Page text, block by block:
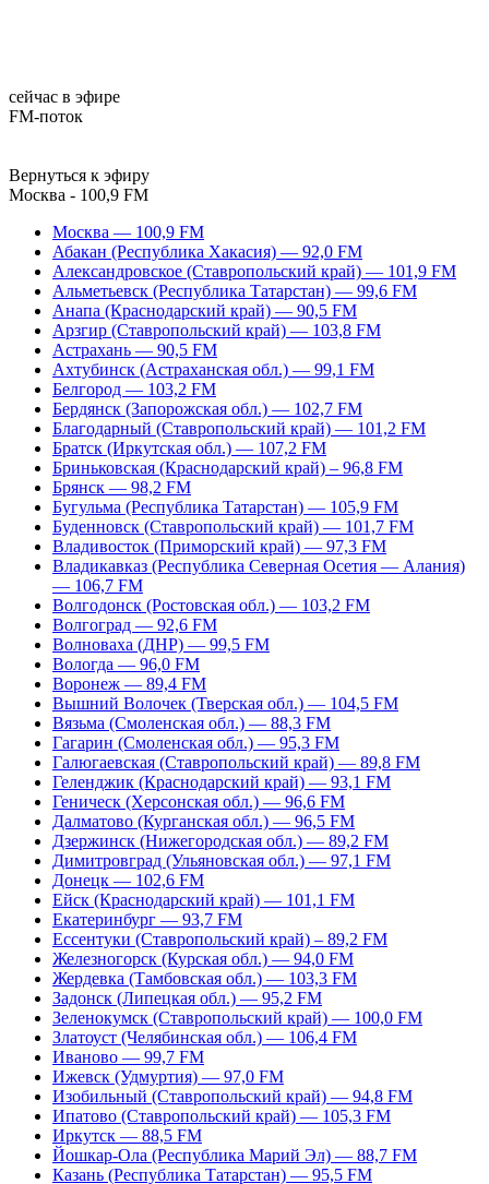
сейчас в эфире
FM-поток
Вернуться к эфиру
Москва - 100,9 FM
Москва — 100,9 FM
Абакан (Республика Хакасия) — 92,0 FM
Александровское (Ставропольский край) — 101,9 FM
Альметьевск (Республика Татарстан) — 99,6 FM
Анапа (Краснодарский край) — 90,5 FM
Арзгир (Ставропольский край) — 103,8 FM
Астрахань — 90,5 FM
Ахтубинск (Астраханская обл.) — 99,1 FM
Белгород — 103,2 FM
Бердянск (Запорожская обл.) — 102,7 FM
Благодарный (Ставропольский край) — 101,2 FM
Братск (Иркутская обл.) — 107,2 FM
Бриньковская (Краснодарский край) – 96,8 FM
Брянск — 98,2 FM
Бугульма (Республика Татарстан) — 105,9 FM
Буденновск (Ставропольский край) — 101,7 FM
Владивосток (Приморский край) — 97,3 FM
Владикавказ (Республика Северная Осетия — Алания)
— 106,7 FM
Волгодонск (Ростовская обл.) — 103,2 FM
Волгоград — 92,6 FM
Волноваха (ДНР) — 99,5 FM
Вологда — 96,0 FM
Воронеж — 89,4 FM
Вышний Волочек (Тверская обл.) — 104,5 FM
Вязьма (Смоленская обл.) — 88,3 FM
Гагарин (Смоленская обл.) — 95,3 FM
Галюгаевская (Ставропольский край) — 89,8 FM
Геленджик (Краснодарский край) — 93,1 FM
Геническ (Херсонская обл.) — 96,6 FM
Далматово (Курганская обл.) — 96,5 FM
Дзержинск (Нижегородская обл.) — 89,2 FM
Димитровград (Ульяновская обл.) — 97,1 FM
Донецк — 102,6 FM
Ейск (Краснодарский край) — 101,1 FM
Екатеринбург — 93,7 FM
Ессентуки (Ставропольский край) – 89,2 FM
Железногорск (Курская обл.) — 94,0 FM
Жердевка (Тамбовская обл.) — 103,3 FM
Задонск (Липецкая обл.) — 95,2 FM
Зеленокумск (Ставропольский край) — 100,0 FM
Златоуст (Челябинская обл.) — 106,4 FM
Иваново — 99,7 FM
Ижевск (Удмуртия) — 97,0 FM
Изобильный (Ставропольский край) — 94,8 FM
Ипатово (Ставропольский край) — 105,3 FM
Иркутск — 88,5 FM
Йошкар-Ола (Республика Марий Эл) — 88,7 FM
Казань (Республика Татарстан) — 95,5 FM